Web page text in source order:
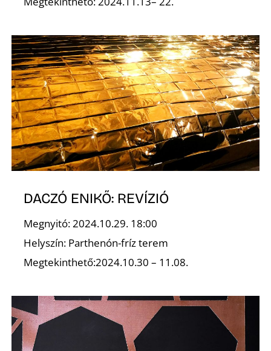
DACZÓ ENIKŐ: REVÍZIÓ
Megnyitó: 2024.10.29. 18:00
Helyszín: Parthenón-fríz terem
Megtekinthető:2024.10.30 – 11.08.